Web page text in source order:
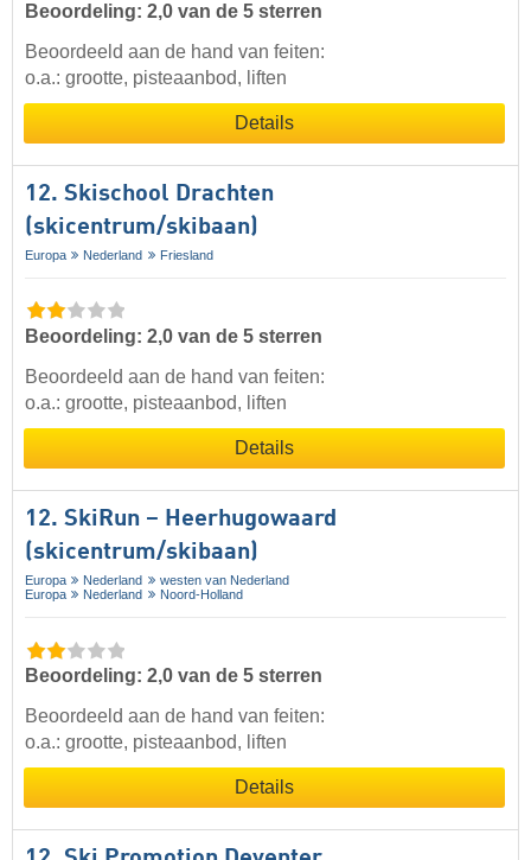
Beoordeling: 2,0 van de 5 sterren
Beoordeeld aan de hand van feiten:
o.a.: grootte, pisteaanbod, liften
Details
12. Skischool Drachten
(skicentrum/skibaan)
Europa Nederland Friesland
Beoordeling: 2,0 van de 5 sterren
Beoordeeld aan de hand van feiten:
o.a.: grootte, pisteaanbod, liften
Details
12. SkiRun – Heerhugowaard
(skicentrum/skibaan)
Europa Nederland
westen van Nederland
Europa
Nederland Noord-Holland
Beoordeling: 2,0 van de 5 sterren
Beoordeeld aan de hand van feiten:
o.a.: grootte, pisteaanbod, liften
Details